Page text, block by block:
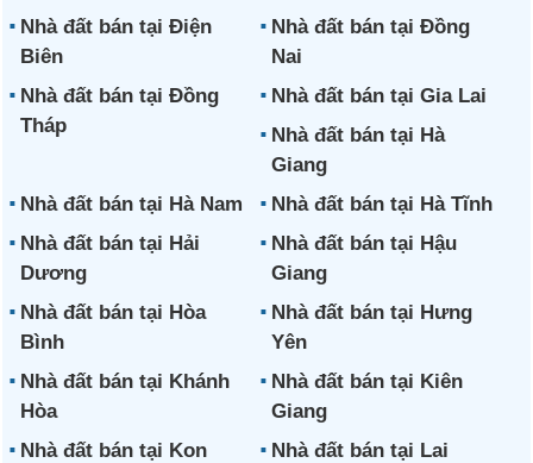
Nhà đất bán tại Điện
Biên
Nhà đất bán tại Đồng
Nai
Nhà đất bán tại Đồng
Tháp
Nhà đất bán tại Gia Lai
Nhà đất bán tại Hà
Giang
Nhà đất bán tại Hà Nam
Nhà đất bán tại Hà Tĩnh
Nhà đất bán tại Hải
Dương
Nhà đất bán tại Hậu
Giang
Nhà đất bán tại Hòa
Bình
Nhà đất bán tại Hưng
Yên
Nhà đất bán tại Khánh
Hòa
Nhà đất bán tại Kiên
Giang
Nhà đất bán tại Kon
Nhà đất bán tại Lai